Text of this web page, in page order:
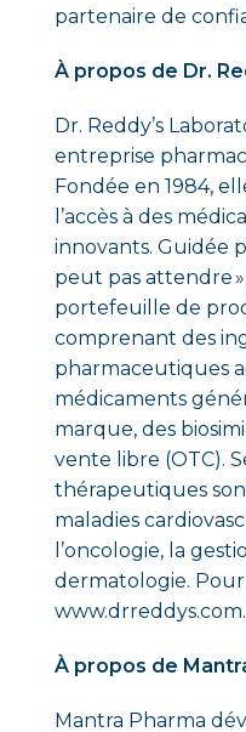
partenaire de
À propos de Dr.
Dr. Reddy’s
entreprise
Fondée en 1984,
l’accès à des
innovants. Guidée
peut pas attendre
portefeuille de
comprenant des
pharmaceutiques
médicaments
marque, des
vente libre (OTC).
thérapeutiques
maladies
l’oncologie, la
dermatologie. Pour
www.drreddys.com.
À propos de
Mantra Pharma